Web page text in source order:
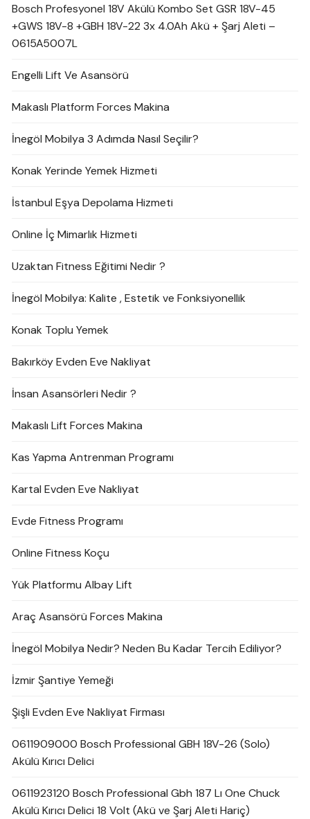
Bosch Profesyonel 18V Akülü Kombo Set GSR 18V-45
+GWS 18V-8 +GBH 18V-22 3x 4.0Ah Akü + Şarj Aleti –
0615A5007L
Engelli Lift Ve Asansörü
Makaslı Platform Forces Makina
İnegöl Mobilya 3 Adımda Nasıl Seçilir?
Konak Yerinde Yemek Hizmeti
İstanbul Eşya Depolama Hizmeti
Online İç Mimarlık Hizmeti
Uzaktan Fitness Eğitimi Nedir ?
İnegöl Mobilya: Kalite , Estetik ve Fonksiyonellik
Konak Toplu Yemek
Bakırköy Evden Eve Nakliyat
İnsan Asansörleri Nedir ?
Makaslı Lift Forces Makina
Kas Yapma Antrenman Programı
Kartal Evden Eve Nakliyat
Evde Fitness Programı
Online Fitness Koçu
Yük Platformu Albay Lift
Araç Asansörü Forces Makina
İnegöl Mobilya Nedir? Neden Bu Kadar Tercih Ediliyor?
İzmir Şantiye Yemeği
Şişli Evden Eve Nakliyat Firması
0611909000 Bosch Professional GBH 18V-26 (Solo)
Akülü Kırıcı Delici
0611923120 Bosch Professional Gbh 187 Lı One Chuck
Akülü Kırıcı Delici 18 Volt (Akü ve Şarj Aleti Hariç)